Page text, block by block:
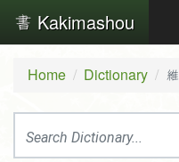
Kakimashou
Home Dictionary 維